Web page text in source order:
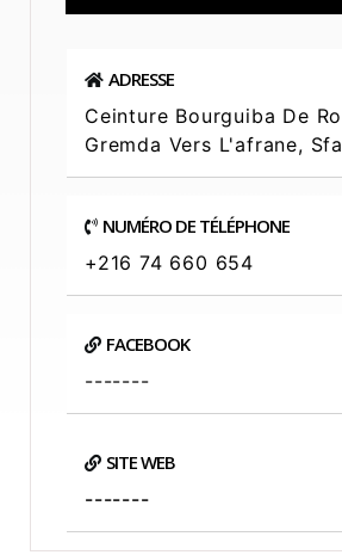
ADRESSE
Ceinture Bourguiba De
Gremda Vers L'afrane,
NUMÉRO DE TÉLÉPHONE
+216 74 660 654
FACEBOOK
-------
SITE WEB
-------